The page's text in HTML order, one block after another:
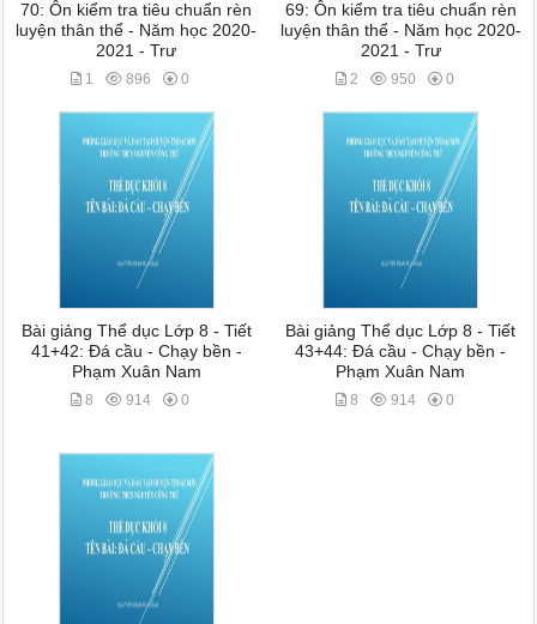
70: Ôn kiểm tra tiêu chuẩn rèn
luyện thân thể - Năm học 2020-
2021 - Trư
1 896 0
69: Ôn kiểm tra tiêu chuẩn rèn
luyện thân thể - Năm học 2020-
2021 - Trư
2 950 0
Bài giảng Thể dục Lớp 8 - Tiết
41+42: Đá cầu - Chạy bền -
Phạm Xuân Nam
8 914 0
Bài giảng Thể dục Lớp 8 - Tiết
43+44: Đá cầu - Chạy bền -
Phạm Xuân Nam
8 914 0